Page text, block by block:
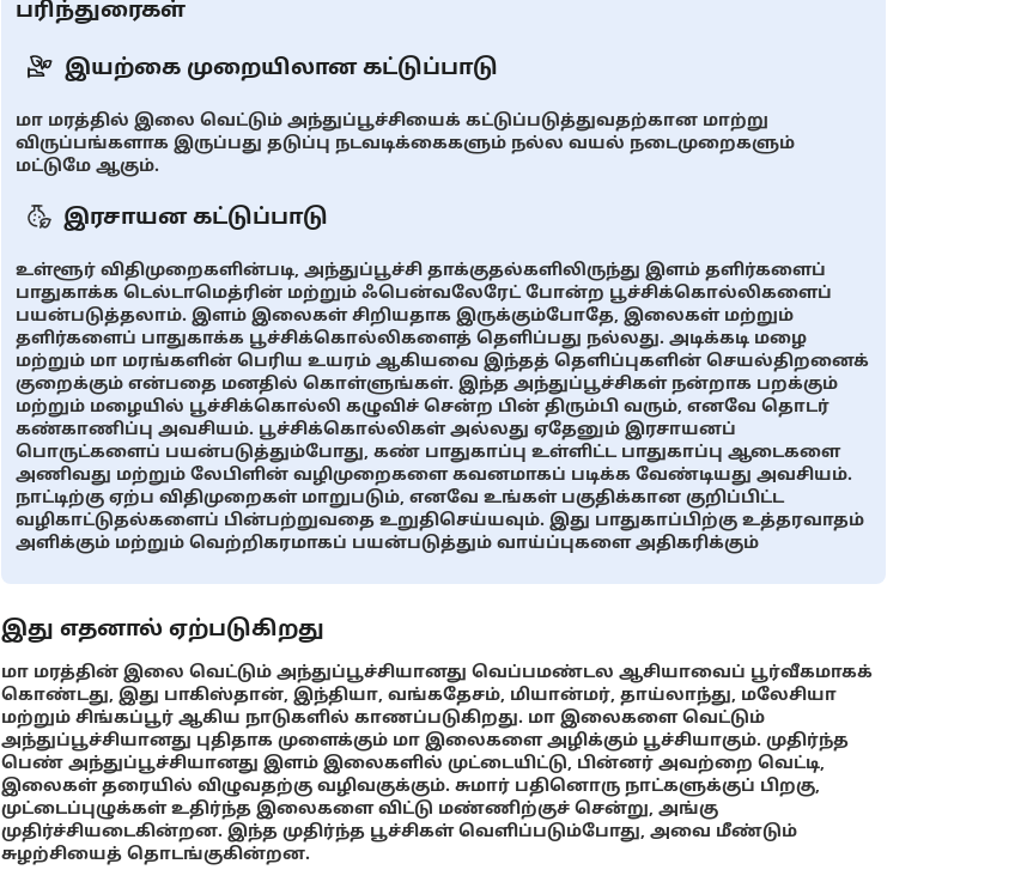
பரிந்துரைகள்
இயற்கை முறையிலான கட்டுப்பாடு
மா மரத்தில் இலை வெட்டும் அந்துப்பூச்சியைக் கட்டுப்படுத்துவதற்கான மாற்று
விருப்பங்களாக இருப்பது தடுப்பு நடவடிக்கைகளும் நல்ல வயல் நடைமுறைகளும்
மட்டுமே ஆகும்.
இரசாயன கட்டுப்பாடு
உள்ளூர் விதிமுறைகளின்படி, அந்துப்பூச்சி தாக்குதல்களிலிருந்து இளம் தளிர்களைப்
பாதுகாக்க டெல்டாமெத்ரின் மற்றும் ஃபென்வலேரேட் போன்ற பூச்சிக்கொல்லிகளைப்
பயன்படுத்தலாம். இளம் இலைகள் சிறியதாக இருக்கும்போதே, ​​இலைகள் மற்றும்
தளிர்களைப் பாதுகாக்க பூச்சிக்கொல்லிகளைத் தெளிப்பது நல்லது. அடிக்கடி மழை
மற்றும் மா மரங்களின் பெரிய உயரம் ஆகியவை இந்தத் தெளிப்புகளின் செயல்திறனைக்
குறைக்கும் என்பதை மனதில் கொள்ளுங்கள். இந்த அந்துப்பூச்சிகள் நன்றாக பறக்கும்
மற்றும் மழையில் பூச்சிக்கொல்லி கழுவிச் சென்ற பின் திரும்பி வரும், எனவே தொடர்
கண்காணிப்பு அவசியம். பூச்சிக்கொல்லிகள் அல்லது ஏதேனும் இரசாயனப்
பொருட்களைப் பயன்படுத்தும்போது, ​​கண் பாதுகாப்பு உள்ளிட்ட பாதுகாப்பு ஆடைகளை
அணிவது மற்றும் லேபிளின் வழிமுறைகளை கவனமாகப் படிக்க வேண்டியது அவசியம்.
நாட்டிற்கு ஏற்ப விதிமுறைகள் மாறுபடும், எனவே உங்கள் பகுதிக்கான குறிப்பிட்ட
வழிகாட்டுதல்களைப் பின்பற்றுவதை உறுதிசெய்யவும். இது பாதுகாப்பிற்கு உத்தரவாதம்
அளிக்கும் மற்றும் வெற்றிகரமாகப் பயன்படுத்தும் வாய்ப்புகளை அதிகரிக்கும்
இது எதனால் ஏற்படுகிறது
மா மரத்தின் இலை வெட்டும் அந்துப்பூச்சியானது வெப்பமண்டல ஆசியாவைப் பூர்வீகமாகக்
கொண்டது, இது பாகிஸ்தான், இந்தியா, வங்கதேசம், மியான்மர், தாய்லாந்து, மலேசியா
மற்றும் சிங்கப்பூர் ஆகிய நாடுகளில் காணப்படுகிறது. மா இலைகளை வெட்டும்
அந்துப்பூச்சியானது புதிதாக முளைக்கும் மா இலைகளை அழிக்கும் பூச்சியாகும். முதிர்ந்த
பெண் அந்துப்பூச்சியானது இளம் இலைகளில் முட்டையிட்டு, பின்னர் அவற்றை வெட்டி,
இலைகள் தரையில் விழுவதற்கு வழிவகுக்கும். சுமார் பதினொரு நாட்களுக்குப் பிறகு,
முட்டைப்புழுக்கள் உதிர்ந்த இலைகளை விட்டு மண்ணிற்குச் சென்று, அங்கு
முதிர்ச்சியடைகின்றன. இந்த முதிர்ந்த பூச்சிகள் வெளிப்படும்போது, ​​அவை மீண்டும்
சுழற்சியைத் தொடங்குகின்றன.